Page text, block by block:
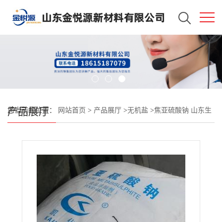
产品展厅
您当前的位置： 网站首页 > 产品展厅 >无机盐 >焦亚硫酸钠 山东生